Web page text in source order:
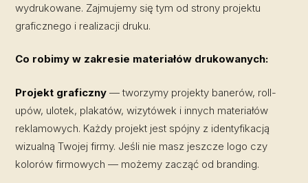
wydrukowane. Zajmujemy się tym od strony projektu
graficznego i realizacji druku.
Co robimy w zakresie materiałów drukowanych:
Projekt graficzny — tworzymy projekty banerów, roll-
upów, ulotek, plakatów, wizytówek i innych materiałów
reklamowych. Każdy projekt jest spójny z identyfikacją
wizualną Twojej firmy. Jeśli nie masz jeszcze logo czy
kolorów firmowych — możemy zacząć od branding.